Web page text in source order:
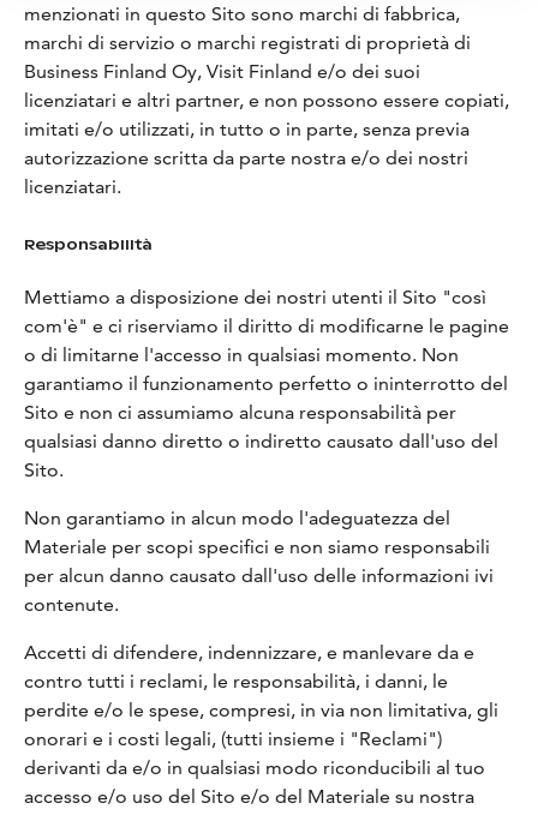
menzionati in questo Sito sono marchi di fabbrica,
marchi di servizio o marchi registrati di proprietà di
Business Finland Oy, Visit Finland e/o dei suoi
licenziatari e altri partner, e non possono essere copiati,
imitati e/o utilizzati, in tutto o in parte, senza previa
autorizzazione scritta da parte nostra e/o dei nostri
licenziatari.
Responsabilità
Mettiamo a disposizione dei nostri utenti il Sito "così
com'è" e ci riserviamo il diritto di modificarne le pagine
o di limitarne l'accesso in qualsiasi momento. Non
garantiamo il funzionamento perfetto o ininterrotto del
Sito e non ci assumiamo alcuna responsabilità per
qualsiasi danno diretto o indiretto causato dall'uso del
Sito.
Non garantiamo in alcun modo l'adeguatezza del
Materiale per scopi specifici e non siamo responsabili
per alcun danno causato dall'uso delle informazioni ivi
contenute.
Accetti di difendere, indennizzare, e manlevare da e
contro tutti i reclami, le responsabilità, i danni, le
perdite e/o le spese, compresi, in via non limitativa, gli
onorari e i costi legali, (tutti insieme i "Reclami")
derivanti da e/o in qualsiasi modo riconducibili al tuo
accesso e/o uso del Sito e/o del Materiale su nostra